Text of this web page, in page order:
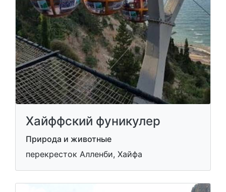
Хайффский фуникулер
Природа и животные
перекресток Алленби, Хайфа